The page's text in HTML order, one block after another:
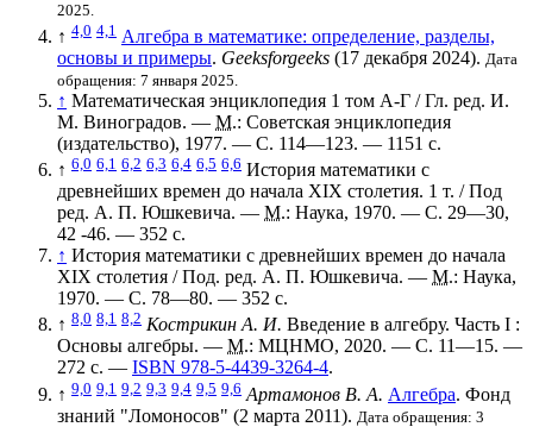
2025.
↑ 4,0 4,1 Алгебра в математике: определение, разделы,
основы и примеры. Geeksforgeeks (17 декабря 2024). Дата
обращения: 7 января 2025.
↑ Математическая энциклопедия 1 том А-Г / Гл. ред. И.
М. Виноградов. — М.: Советская энциклопедия
(издательство), 1977. — С. 114—123. — 1151 с.
↑ 6,0 6,1 6,2 6,3 6,4 6,5 6,6 История математики с
древнейших времен до начала XIX столетия. 1 т. / Под
ред. А. П. Юшкевича. — М.: Наука, 1970. — С. 29—30,
42 -46. — 352 с.
↑ История математики с древнейших времен до начала
XIX столетия / Под. ред. А. П. Юшкевича. — М.: Наука,
1970. — С. 78—80. — 352 с.
↑ 8,0 8,1 8,2 Кострикин А. И. Введение в алгебру. Часть I :
Основы алгебры. — М.: МЦНМО, 2020. — С. 11—15. —
272 с. — ISBN 978-5-4439-3264-4.
↑ 9,0 9,1 9,2 9,3 9,4 9,5 9,6 Артамонов В. А. Алгебра. Фонд
знаний "Ломоносов" (2 марта 2011). Дата обращения: 3